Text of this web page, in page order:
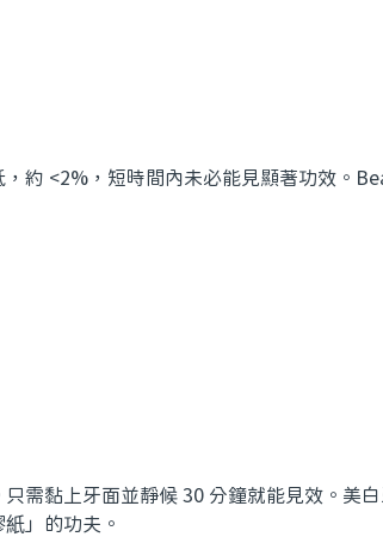
約 <2%，短時間內未必能見顯著功效。
需黏上牙面並靜候 30 分鐘就能見效。美
」的功夫。